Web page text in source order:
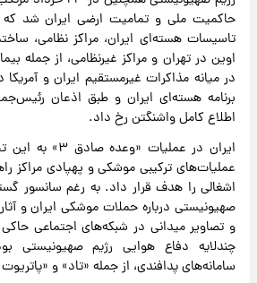
حاکمیت ملی و تمامیت ارضی ایران شد
تاسیسات هسته‌ای ایران، مراکز نظامی،
اوین در تهران و مراکز غیرنظامی، از جمله
در میانه مذاکرات غیرمستقیم ایران و
برنامه هسته‌ای ایران و طبق اذعان
اطلاع کامل واشنگتن رخ داد.
ایران در عملیات
عملیات‌های ترکیبی موشکی و پهپادی مراکز
اشغالی را هدف قرار داد. به رغم سانسور
صهیونیستی درباره حملات موشکی ایران و
و تصاویر میدانی در شبکه‌های اجتماعی حاکی
چندلایه دفاع هوایی رژیم صهیونیستی
سامانه‌های پدافندی، از جمله «تاد» و